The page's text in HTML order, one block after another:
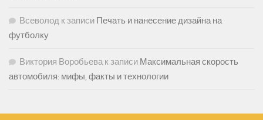
Всеволод к записи Печать и нанесение дизайна на
футболку
Виктория Воробьевак записи Максимальная скорость
автомобиля: мифы, факты и технологии